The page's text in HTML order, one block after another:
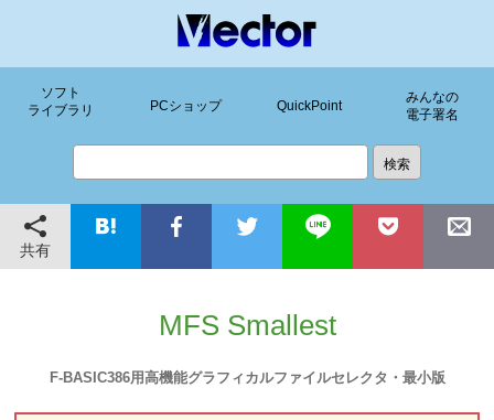
ソフト
ライブラリ
PCショップ QuickPoint
みんなの
電子署名
共有
MFS Smallest
F-BASIC386用高機能グラフィカルファイルセレクタ・最小版